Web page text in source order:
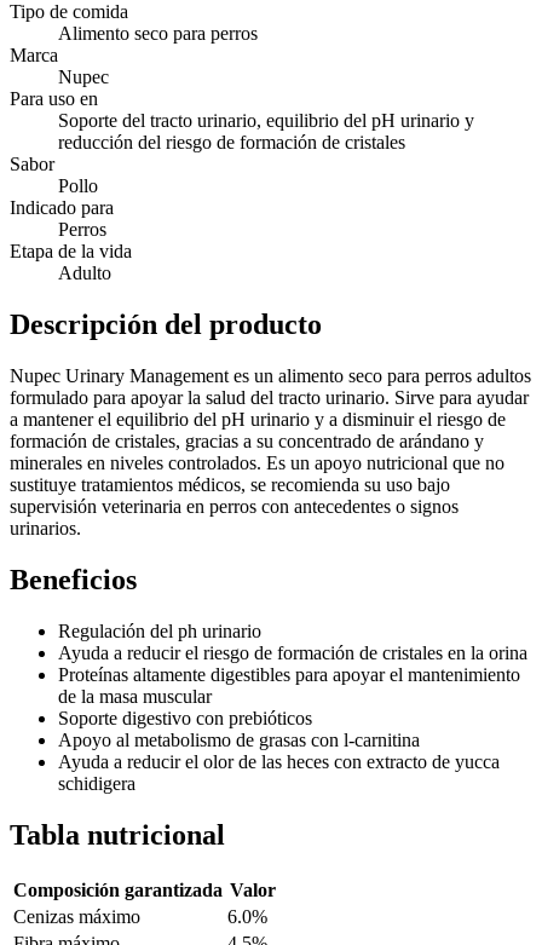
Tipo de comida
Alimento seco para perros
Marca
Nupec
Para uso en
Soporte del tracto urinario, equilibrio del pH urinario y
reducción del riesgo de formación de cristales
Sabor
Pollo
Indicado para
Perros
Etapa de la vida
Adulto
Descripción del producto
Nupec Urinary Management es un alimento seco para perros adultos
formulado para apoyar la salud del tracto urinario. Sirve para ayudar
a mantener el equilibrio del pH urinario y a disminuir el riesgo de
formación de cristales, gracias a su concentrado de arándano y
minerales en niveles controlados. Es un apoyo nutricional que no
sustituye tratamientos médicos, se recomienda su uso bajo
supervisión veterinaria en perros con antecedentes o signos
urinarios.
Beneficios
Regulación del ph urinario
Ayuda a reducir el riesgo de formación de cristales en la orina
Proteínas altamente digestibles para apoyar el mantenimiento
de la masa muscular
Soporte digestivo con prebióticos
Apoyo al metabolismo de grasas con l-carnitina
Ayuda a reducir el olor de las heces con extracto de yucca
schidigera
Tabla nutricional
Composición garantizada Valor
Cenizas máximo
6.0%